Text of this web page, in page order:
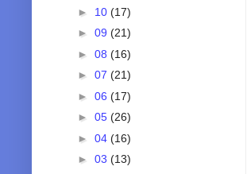
► 10 (17)
► 09 (21)
► 08 (16)
► 07 (21)
► 06 (17)
► 05 (26)
► 04 (16)
► 03 (13)